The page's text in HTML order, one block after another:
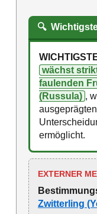
🔍
wächst
faulenden
(Russula) ,
ermöglicht.
EXTERNER
Zwitterling